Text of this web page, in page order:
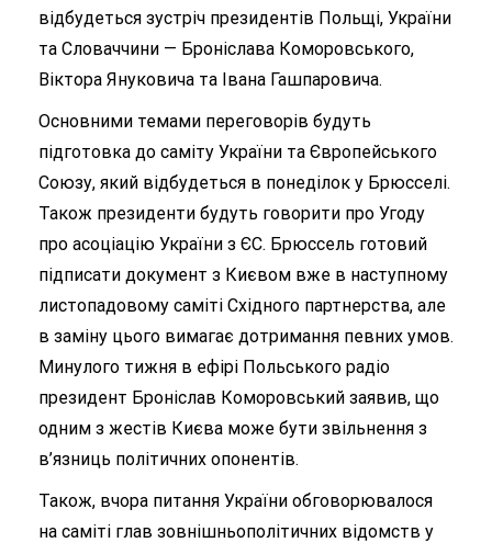
відбудеться зустріч президентів Польщі, України
та Словаччини — Броніслава Коморовського,
Віктора Януковича та Івана Гашпаровича.
Основними темами переговорів будуть
підготовка до саміту України та Європейського
Союзу, який відбудеться в понеділок у Брюсселі.
Також президенти будуть говорити про Угоду
про асоціацію України з ЄС. Брюссель готовий
підписати документ з Києвом вже в наступному
листопадовому саміті Східного партнерства, але
в заміну цього вимагає дотримання певних умов.
Минулого тижня в ефірі Польського радіо
президент Броніслав Коморовський заявив, що
одним з жестів Києва може бути звільнення з
в’язниць політичних опонентів.
Також, вчора питання України обговорювалося
на саміті глав зовнішньополітичних відомств у